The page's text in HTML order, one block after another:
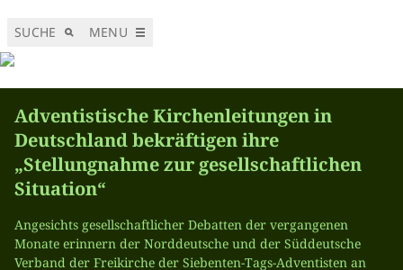
SUCHE MENU
Adventistische Kirchenleitungen in
Deutschland bekräftigen ihre
„Stellungnahme zur gesellschaftlichen
Situation“
Angesichts gesellschaftlicher Debatten der vergangenen
Monate erinnern der Norddeutsche und der Süddeutsche
Verband der Freikirche der Siebenten-Tags-Adventisten an